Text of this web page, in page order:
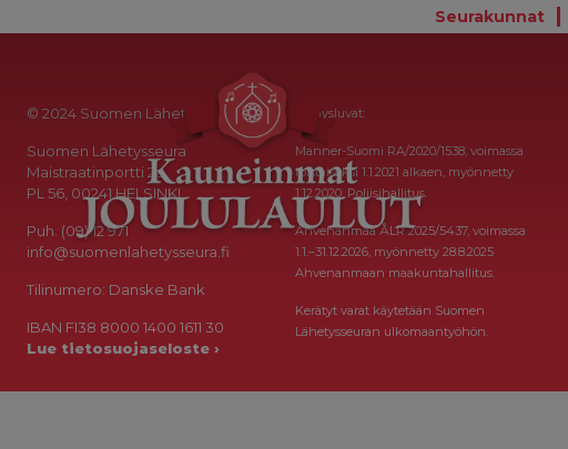
Seurakunnat
© 2024 Suomen Lähetysseura
Suomen Lähetysseura
Maistraatinportti 2a
PL 56, 00241 HELSINKI
Puh. (09) 12 971
info@suomenlahetysseura.fi
Tilinumero: Danske Bank
IBAN FI38 8000 1400 1611 30
Lue tietosuojaseloste ›
Keräysluvat:
Manner-Suomi RA/2020/1538, voimassa
toistaiseksi 1.1.2021 alkaen, myönnetty
1.12.2020, Poliisihallitus.
Ahvenanmaa ÅLR 2025/5437, voimassa
1.1.–31.12.2026, myönnetty 28.8.2025
Ahvenanmaan maakuntahallitus.
Kerätyt varat käytetään Suomen
Lähetysseuran ulkomaantyöhön.